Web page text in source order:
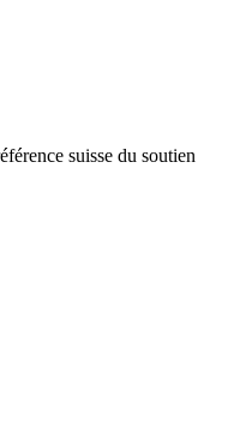
suisse du soutien